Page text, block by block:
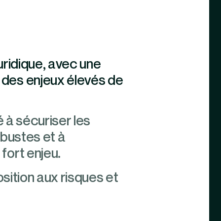
avec une
enjeux élevés de
à sécuriser les
et à
enjeu.
aux risques et